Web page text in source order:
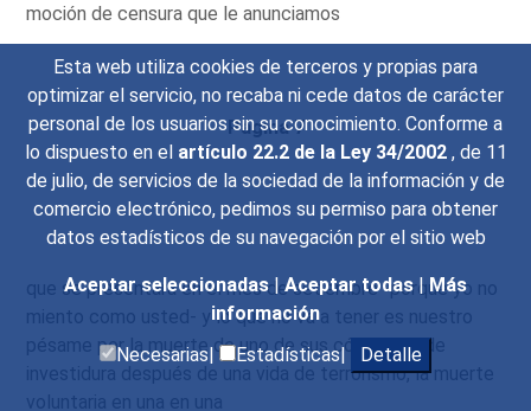
Esta web utiliza cookies de terceros y propias para
optimizar el servicio, no recaba ni cede datos de carácter
personal de los usuarios sin su conocimiento. Conforme a
lo dispuesto en el artículo 22.2 de la Ley 34/2002 , de 11
de julio, de servicios de la sociedad de la información y de
comercio electrónico, pedimos su permiso para obtener
datos estadísticos de su navegación por el sitio web
Aceptar seleccionadas|Aceptar todas |Más
información
Necesarias|
Estadísticas| Detalle
moción de censura que le anunciamos
Página 7
que se presentará en el mes de setiembre -porque yo no
miento como usted- y lo que no va a tener es nuestro
pésame por la muerte de uno de sus cómplices de
investidura después de una vida de terrorismo, la muerte
voluntaria en una en una